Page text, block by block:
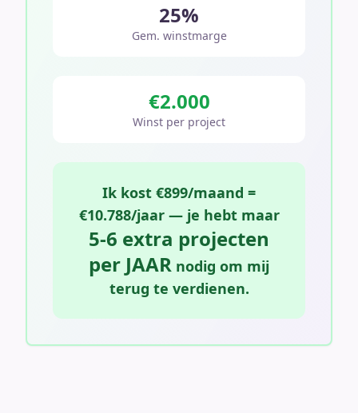
25%
Gem. winstmarge
€2.000
Winst per project
Ik kost €899/maand =
€10.788/jaar — je hebt maar
5-6 extra projecten
per JAAR nodig om mij
terug te verdienen.